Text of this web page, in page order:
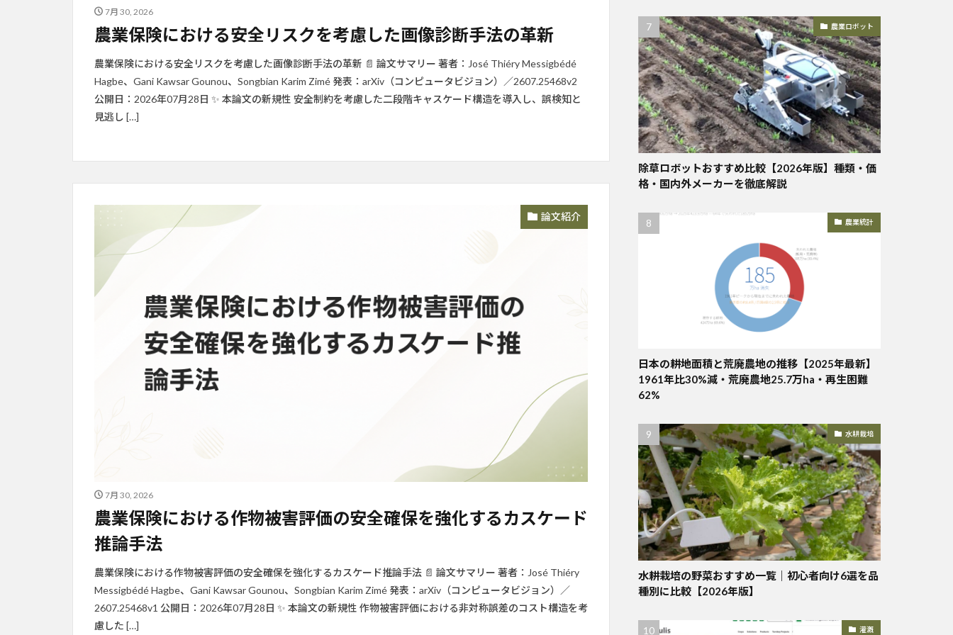
7月 30, 2026
農業保険における安全リスクを考慮した画像診断手法の革新
農業保険における安全リスクを考慮した画像診断手法の革新 📄 論文サマリー 著者：José Thiéry Messigbédé
Hagbe、Gani Kawsar Gounou、Songbian Karim Zimé 発表：arXiv（コンピュータビジョン）／2607.25468v2
公開日：2026年07月28日 ✨ 本論文の新規性 安全制約を考慮した二段階キャスケード構造を導入し、誤検知と
見逃し […]
論文紹介
7月 30, 2026
農業保険における作物被害評価の安全確保を強化するカスケード
推論手法
農業保険における作物被害評価の安全確保を強化するカスケード推論手法 📄 論文サマリー 著者：José Thiéry
Messigbédé Hagbe、Gani Kawsar Gounou、Songbian Karim Zimé 発表：arXiv（コンピュータビジョン）／
2607.25468v1 公開日：2026年07月28日 ✨ 本論文の新規性 作物被害評価における非対称誤差のコスト構造を考
慮した […]
農業ロボット
除草ロボットおすすめ比較【2026年版】種類・価
格・国内外メーカーを徹底解説
農業統計
日本の耕地面積と荒廃農地の推移【2025年最新】
1961年比30%減・荒廃農地25.7万ha・再生困難
62%
水耕栽培
水耕栽培の野菜おすすめ一覧｜初心者向け6選を品
種別に比較【2026年版】
灌漑